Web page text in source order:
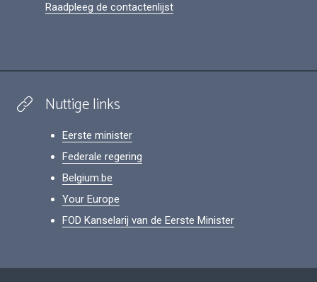
Raadpleeg de contactenlijst
Nuttige links
Eerste minister
Federale regering
Belgium.be
Your Europe
FOD Kanselarij van de Eerste Minister